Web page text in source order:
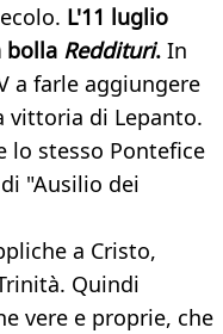
L'11 luglio
bolla Reddituri. In
a farle aggiungere
vittoria di Lepanto.
lo stesso Pontefice
"Ausilio dei
a Cristo,
Quindi
vere e proprie, che